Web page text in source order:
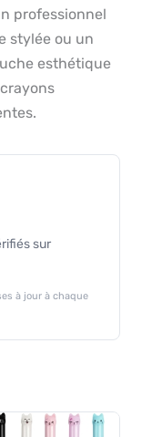
professionnel
stylée ou un
esthétique
sur
à jour à chaque